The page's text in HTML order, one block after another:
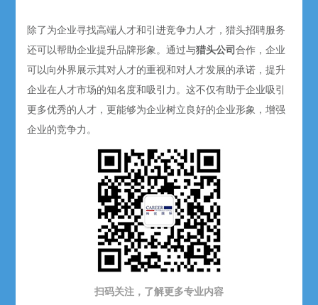
除了为企业寻找高端人才和引进竞争力人才，猎头招聘服务
还可以帮助企业提升品牌形象。通过与猎头公司合作，企业
可以向外界展示其对人才的重视和对人才发展的承诺，提升
企业在人才市场的知名度和吸引力。这不仅有助于企业吸引
更多优秀的人才，更能够为企业树立良好的企业形象，增强
企业的竞争力。
扫码关注，了解更多专业内容